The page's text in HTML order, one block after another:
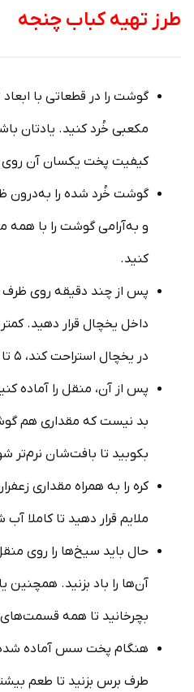
طرز تهیه کباب چنجه
مکعبی خُرد کنید. یادتان
کیفیت پخت یکسان آن روی
گوشت خُرد شده را به‌درون
و به‌آرامی گوشت را با همه
کنید.
پس از چند دقیقه روی ظرف
داخل یخچال قرار دهید.
در یخچال استراحت کند، ۵ تا ۶ ساعت است.
پس از آن، منقل را آماده
بد نیست که مقداری هم
بکوبید تا بافت‌شان نرم‌تر
کره را به همراه مقداری
ملایم قرار دهید تا کاملا
حال باید سیخ‌ها را روی
آن‌ها را باد بزنید. همچنین
بچرخانید تا همه
هنگام پخت سس آماده شده
طرف برس بزنید تا طعم